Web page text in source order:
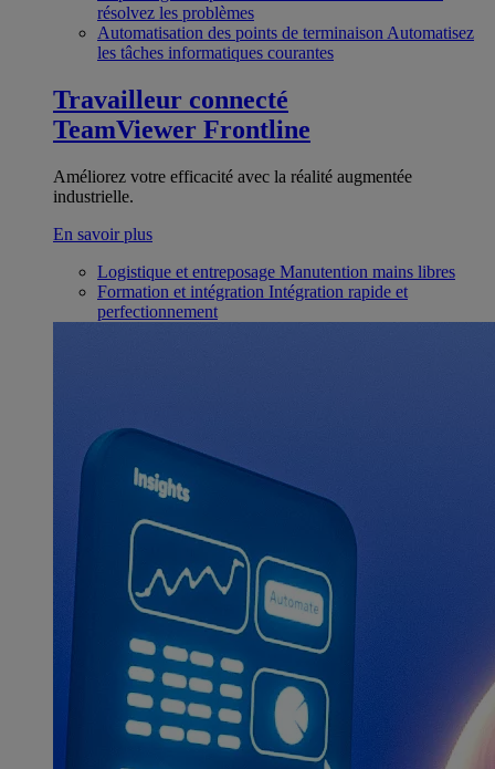
résolvez les problèmes
Automatisation des points de terminaison Automatisez
les tâches informatiques courantes
Travailleur connecté
TeamViewer Frontline
Améliorez votre efficacité avec la réalité augmentée
industrielle.
En savoir plus
Logistique et entreposage Manutention mains libres
Formation et intégration Intégration rapide et
perfectionnement